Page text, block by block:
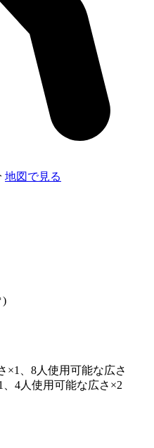
地図で見る
)
、8人使用可能な広さ
4人使用可能な広さ×2